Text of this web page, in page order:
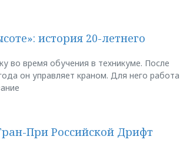
история 20-летнего
во время обучения в техникуме. После
он управляет краном. Для него работа
При Российской Дрифт